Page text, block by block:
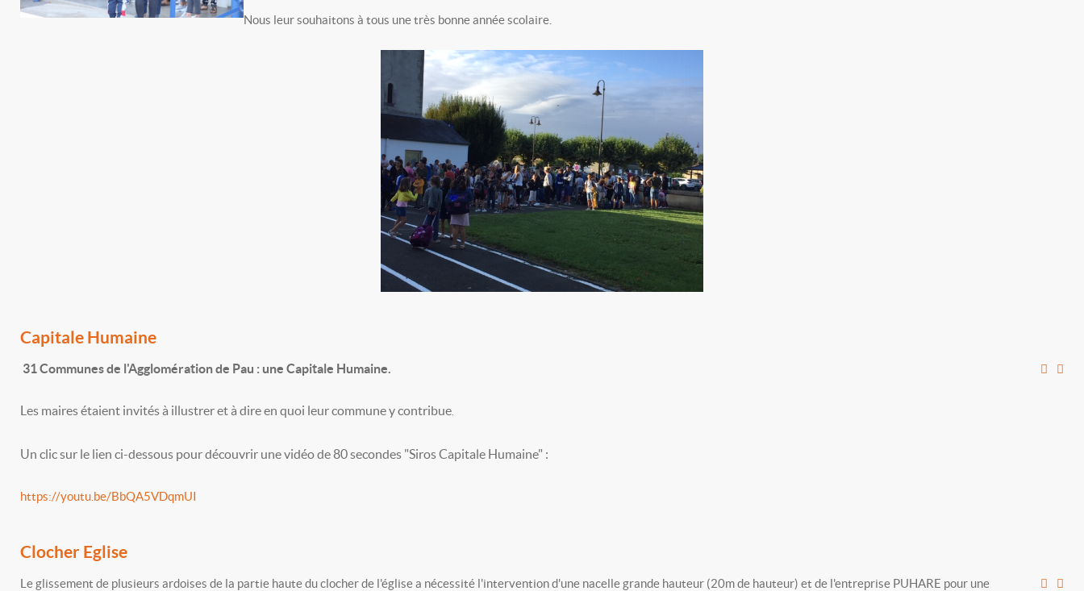
Nous leur souhaitons à tous une très bonne année scolaire.
Capitale Humaine
31 Communes de l'Agglomération de Pau : une Capitale Humaine.
Les maires étaient invités à illustrer et à dire en quoi leur commune y contribue.
Un clic sur le lien ci-dessous pour découvrir une vidéo de 80 secondes "Siros Capitale Humaine" :
https://youtu.be/BbQA5VDqmUI
Clocher Eglise
Le glissement de plusieurs ardoises de la partie haute du clocher de l'église a nécessité l'intervention d'une nacelle grande hauteur (20m de hauteur) et de l'entreprise PUHARE pour une